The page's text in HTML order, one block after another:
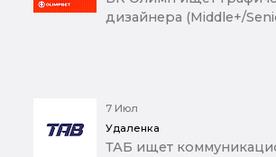
дизайнера (Middle+/
7 Июл
Удаленка
ТАБ ищет